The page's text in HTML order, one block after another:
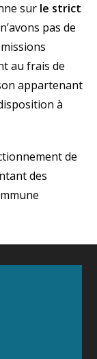
sur le strict
pas de
au frais de
appartenant
à
de
des